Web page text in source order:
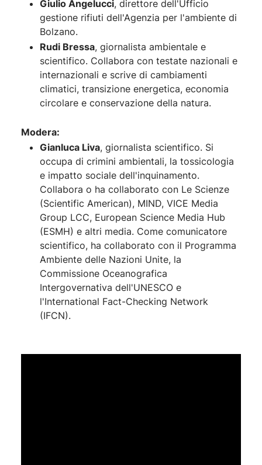
Giulio Angelucci, direttore dell'Ufficio
gestione rifiuti dell'Agenzia per l'ambiente di
Bolzano.
Rudi Bressa, giornalista ambientale e
scientifico. Collabora con testate nazionali e
internazionali e scrive di cambiamenti
climatici, transizione energetica, economia
circolare e conservazione della natura.
Modera:
Gianluca Liva, giornalista scientifico. Si
occupa di crimini ambientali, la tossicologia
e impatto sociale dell'inquinamento.
Collabora o ha collaborato con Le Scienze
(Scientific American), MIND, VICE Media
Group LCC, European Science Media Hub
(ESMH) e altri media. Come comunicatore
scientifico, ha collaborato con il Programma
Ambiente delle Nazioni Unite, la
Commissione Oceanografica
Intergovernativa dell'UNESCO e
l'International Fact-Checking Network
(IFCN).